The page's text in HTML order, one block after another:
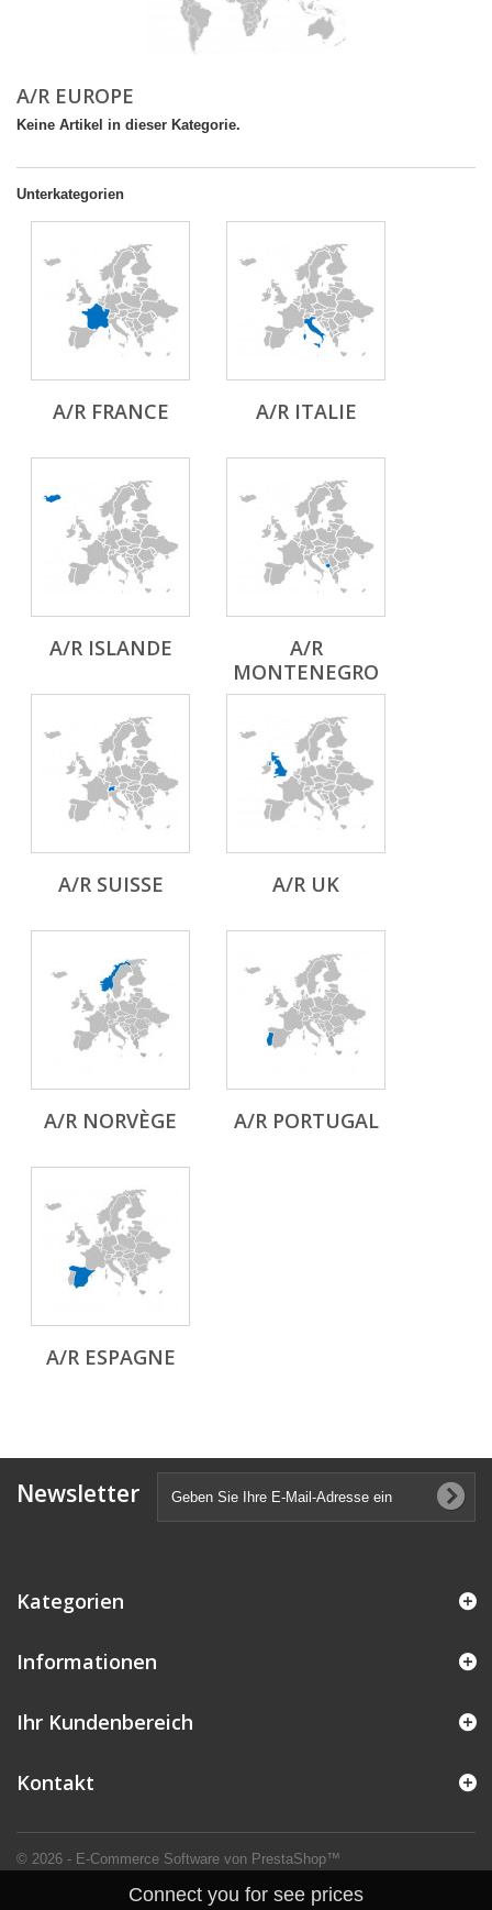
Connect you for see prices
A/R EUROPE
Keine Artikel in dieser Kategorie.
Unterkategorien
A/R FRANCE A/R ITALIE
A/R ISLANDE
A/R
MONTENEGRO
A/R SUISSE A/R UK
A/R NORVÈGE A/R PORTUGAL
A/R ESPAGNE
Newsletter
Kategorien
Informationen
© 2026 - E-Commerce Software von PrestaShop™
Ihr Kundenbereich
Kontakt